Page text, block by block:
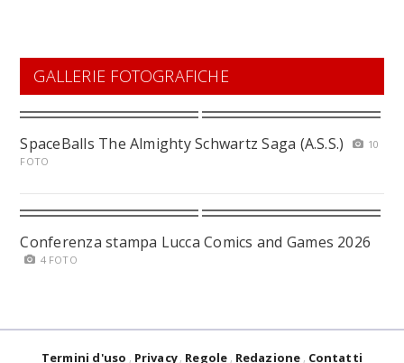
GALLERIE FOTOGRAFICHE
SpaceBalls The Almighty Schwartz Saga (A.S.S.)
10
FOTO
Conferenza stampa Lucca Comics and Games 2026
4 FOTO
Termini d'uso Privacy Regole Redazione Contatti